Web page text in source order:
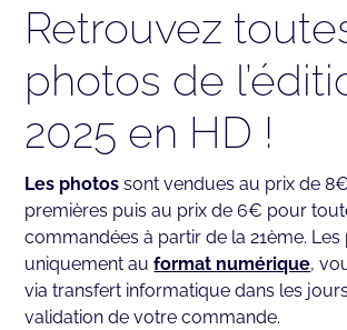
Retrouvez
photos de
2025 en HD !
Les photos sont vendues au prix de
premières puis au prix de 6€ pour
commandées à partir de la 21ème.
uniquement auformat numérique,
via transfert informatique dans les
validation de votre commande.